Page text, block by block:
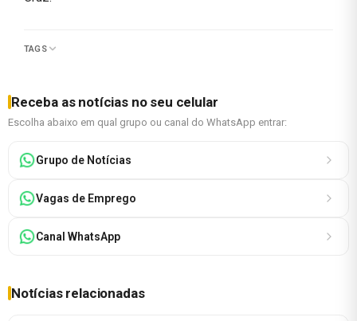
TAGS
Receba as notícias no seu celular
Escolha abaixo em qual grupo ou canal do WhatsApp entrar:
Grupo de Notícias
Vagas de Emprego
Canal WhatsApp
Notícias relacionadas